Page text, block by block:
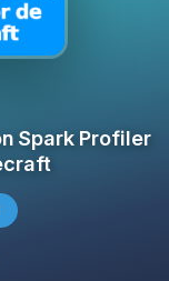
Spark Profiler